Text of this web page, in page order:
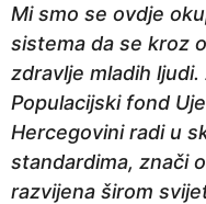
Mi smo se ovdje
sistema da se kroz
zdravlje mladih
Populacijski fond
Hercegovini radi u
standardima, znači
razvijena širom